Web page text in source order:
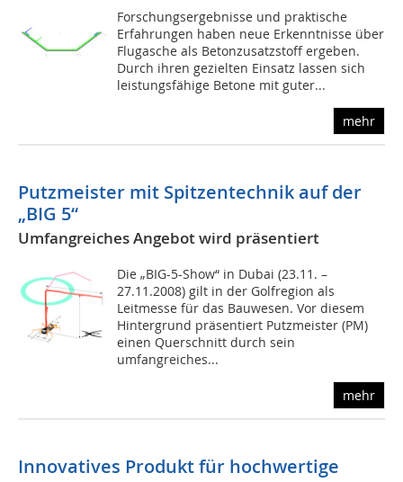
Forschungsergebnisse und praktische
Erfahrungen haben neue Erkenntnisse über
Flugasche als Betonzusatzstoff ergeben.
Durch ihren gezielten Einsatz lassen sich
leistungsfähige Betone mit guter...
mehr
Putzmeister mit Spitzentechnik auf der
„BIG 5“
Umfangreiches Angebot wird präsentiert
Die „BIG-5-Show“ in Dubai (23.11. –
27.11.2008) gilt in der Golfregion als
Leitmesse für das Bauwesen. Vor diesem
Hintergrund präsentiert Putzmeister (PM)
einen Querschnitt durch sein
umfangreiches...
mehr
Innovatives Produkt für hochwertige